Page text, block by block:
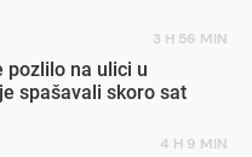
3 H 56 MIN
pozlilo na ulici u
spašavali skoro sat
4 H 9 MIN